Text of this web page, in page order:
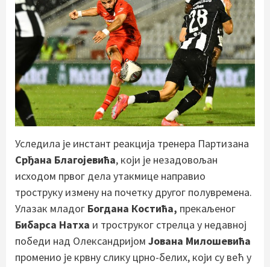
Уследила је инстант реакција тренера Партизана
Срђана Благојевића, који је незадовољан
исходом првог дела утакмице направио
троструку измену на почетку другог полувремена.
Улазак младог Богдана Костића, прекаљеног
Бибарса Натха и троструког стрелца у недавној
победи над Олександријом Јована Милошевића
променио је крвну слику црно-белих, који су већ у